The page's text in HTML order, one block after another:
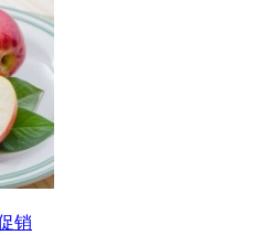
销